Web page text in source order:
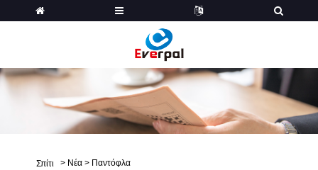
Σπίτι > Νέα > Παντόφλα